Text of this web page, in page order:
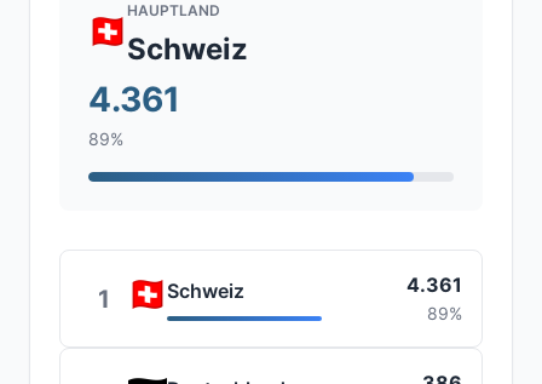
HAUPTLAND
Schweiz
4.361
89%
1 Schweiz 4.361
89%